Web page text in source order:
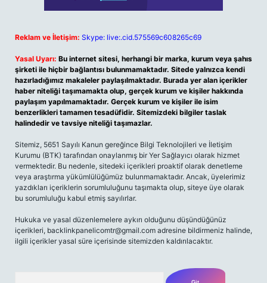
Reklam ve İletişim: Skype: live:.cid.575569c608265c69
Yasal Uyarı: Bu internet sitesi, herhangi bir marka, kurum veya şahıs
şirketi ile hiçbir bağlantısı bulunmamaktadır. Sitede yalnızca kendi
hazırladığımız makaleler paylaşılmaktadır. Burada yer alan içerikler
haber niteliği taşımamakta olup, gerçek kurum ve kişiler hakkında
paylaşım yapılmamaktadır. Gerçek kurum ve kişiler ile isim
benzerlikleri tamamen tesadüfidir. Sitemizdeki bilgiler taslak
halindedir ve tavsiye niteliği taşımazlar.
Sitemiz, 5651 Sayılı Kanun gereğince Bilgi Teknolojileri ve İletişim
Kurumu (BTK) tarafından onaylanmış bir Yer Sağlayıcı olarak hizmet
vermektedir. Bu nedenle, sitedeki içerikleri proaktif olarak denetleme
veya araştırma yükümlülüğümüz bulunmamaktadır. Ancak, üyelerimiz
yazdıkları içeriklerin sorumluluğunu taşımakta olup, siteye üye olarak
bu sorumluluğu kabul etmiş sayılırlar.
Hukuka ve yasal düzenlemelere aykırı olduğunu düşündüğünüz
içerikleri, backlinkpanelicomtr@gmail.com adresine bildirmeniz halinde,
ilgili içerikler yasal süre içerisinde sitemizden kaldırılacaktır.